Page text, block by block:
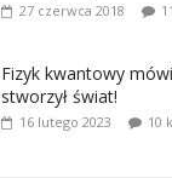
27 czerwca 2018
Fizyk kwantowy
stworzył świat!
16 lutego 2023 10